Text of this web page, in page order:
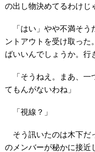
の出し物決めてるわけじ
「はい」やや不満そう
ントアウトを受け取った
ばいいんでしょうか。行
「そうねえ。まあ、一
てもんがないわね」
「視線？」
そう訊いたのは木下だ
のメンバーが秘かに接近